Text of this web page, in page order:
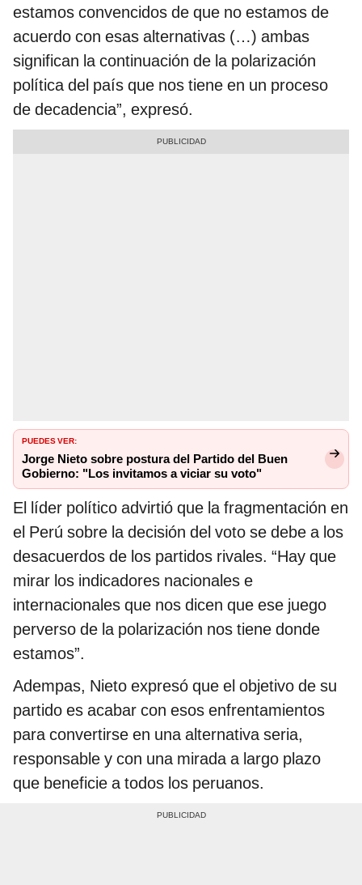
estamos convencidos de que no estamos de
acuerdo con esas alternativas (…) ambas
significan la continuación de la polarización
política del país que nos tiene en un proceso
de decadencia”, expresó.
PUEDES VER:
Jorge Nieto sobre postura del Partido del Buen
Gobierno: "Los invitamos a viciar su voto"
El líder político advirtió que la fragmentación en
el Perú sobre la decisión del voto se debe a los
desacuerdos de los partidos rivales. “Hay que
mirar los indicadores nacionales e
internacionales que nos dicen que ese juego
perverso de la polarización nos tiene donde
estamos”.
Adempas, Nieto expresó que el objetivo de su
partido es acabar con esos enfrentamientos
para convertirse en una alternativa seria,
responsable y con una mirada a largo plazo
que beneficie a todos los peruanos.